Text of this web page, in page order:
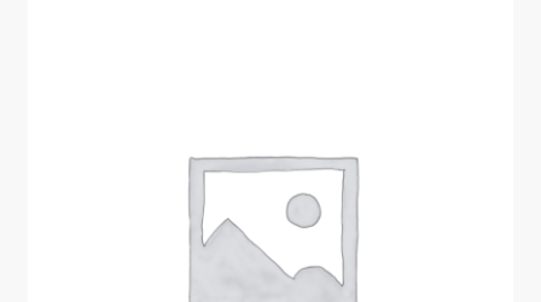
Юридические данные